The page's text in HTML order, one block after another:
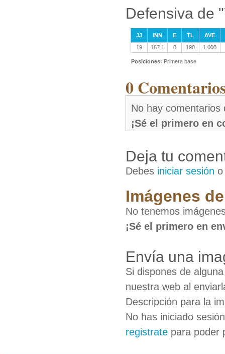
Defensiva de
JJ INN E TL
AVE
19
167.1 0 190 1.000
Posiciones: Primera base
0
No hay comentarios
¡Sé el primero en
Deja tu
Debes iniciar sesión
Imágenes
No tenemos
¡Sé el primero en
Envía una
Si dispones de
nuestra web al
Descripción para la
No has iniciado
registrate para poder